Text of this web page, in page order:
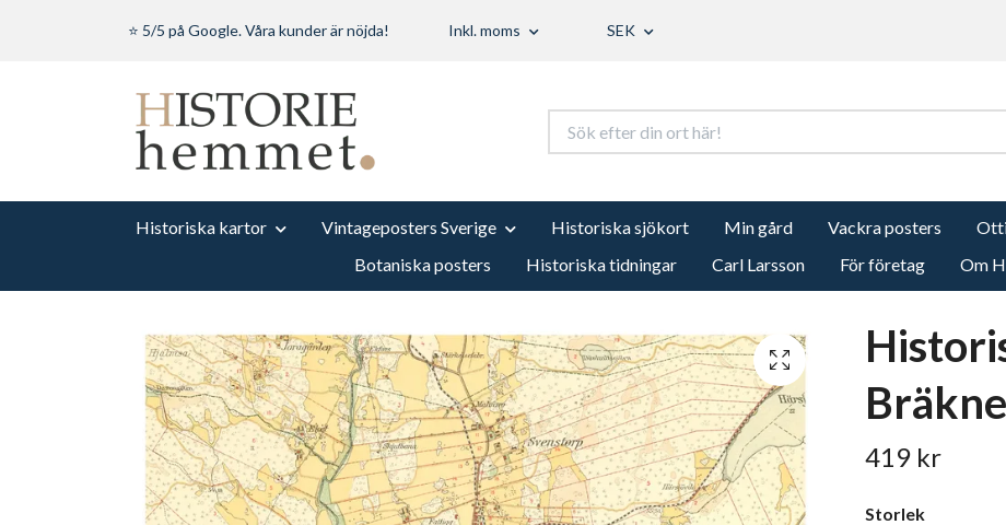
⭐ 5/5 på Google. Våra kunder är nöjda! Inkl. moms SEK
Historiska kartor Vintageposters Sverige Historiska sjökort Min gård Vackra posters
Botaniska posters
Historiska tidningar Carl Larsson För företag Om
419 kr
Storlek